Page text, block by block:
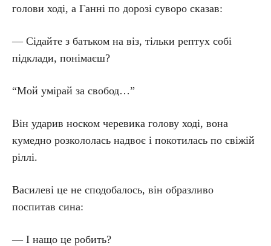
голови ході, а Ганні по дорозі суворо сказав:
— Сідайте з батьком на віз, тільки рептух собі
підклади, понімаєш?
“Мой умірай за свобод…”
Він ударив носком черевика голову ході, вона
кумедно розкололась надвоє і покотилась по свіжій
ріллі.
Василеві це не сподобалось, він образливо
поспитав сина:
— І нащо це робить?